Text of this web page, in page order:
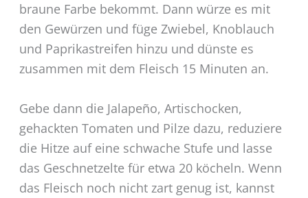
braune Farbe bekommt. Dann würze es mit
den Gewürzen und füge Zwiebel, Knoblauch
und Paprikastreifen hinzu und dünste es
zusammen mit dem Fleisch 15 Minuten an.
Gebe dann die Jalapeño, Artischocken,
gehackten Tomaten und Pilze dazu, reduziere
die Hitze auf eine schwache Stufe und lasse
das Geschnetzelte für etwa 20 köcheln. Wenn
das Fleisch noch nicht zart genug ist, kannst